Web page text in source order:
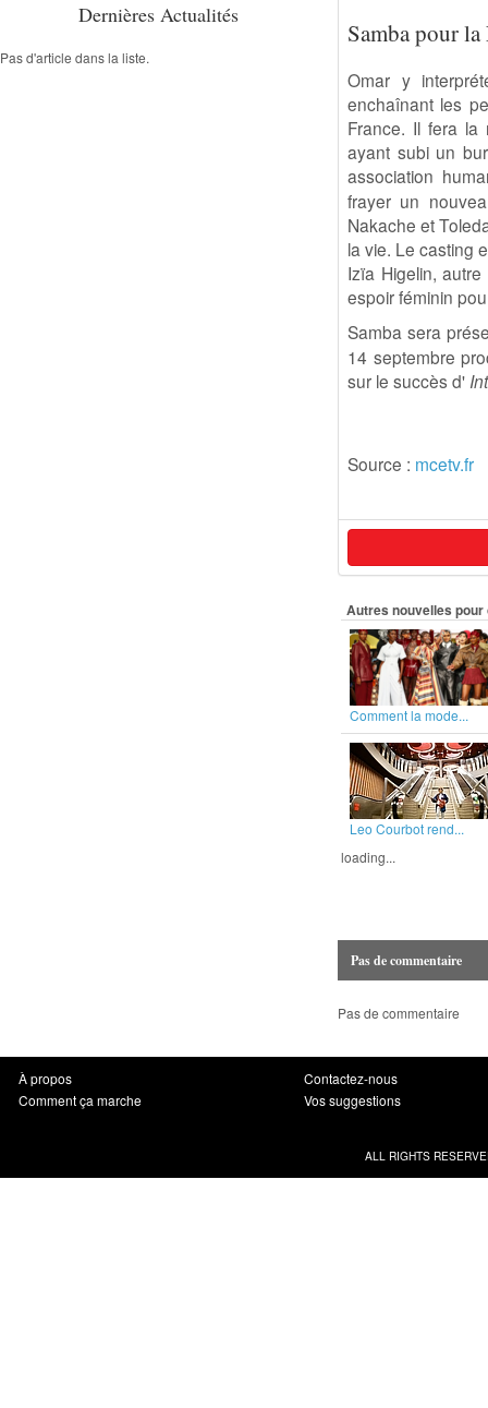
Samba pour la
Omar y
enchaînant les
France. Il fera la
ayant subi un
association
frayer un
Nakache et
la vie. Le casting
Izïa Higelin,
espoir féminin
Samba sera
14 septembre
sur le succès d'
Source : mcetv.fr
Autres nouvelles
Comment la mode...
Leo Courbot rend...
loading...
Pas de commentaire
Pas de commentaire
Dernières Actualités
Pas d'article dans la liste.
À propos
Comment ça marche
Contactez-nous
Vos suggestions
ALL RIGHTS